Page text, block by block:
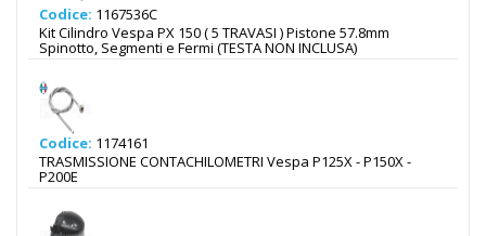
Codice: 1167536C
Kit Cilindro Vespa PX 150 ( 5 TRAVASI ) Pistone 57.8mm
Spinotto, Segmenti e Fermi (TESTA NON INCLUSA)
Codice: 1174161
TRASMISSIONE CONTACHILOMETRI Vespa P125X - P150X -
P200E